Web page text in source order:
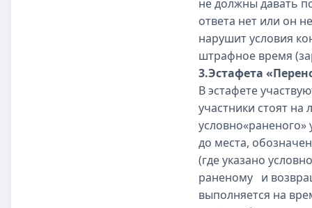
не должны давать
ответа нет или он
нарушит условия
штрафное время
3.Эстафета
В эстафете
участники стоят
до места,
(где указано
раненому и
выполняется на